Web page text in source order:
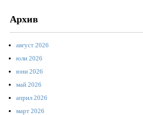
Архив
август 2026
юли 2026
юни 2026
май 2026
април 2026
март 2026